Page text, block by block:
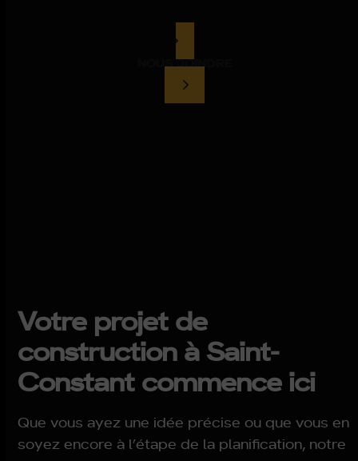
NOUS JOINDRE
Votre projet de
construction à Saint-
Constant commence ici
Que vous ayez une idée précise ou que vous en
soyez encore à l’étape de la planification, notre